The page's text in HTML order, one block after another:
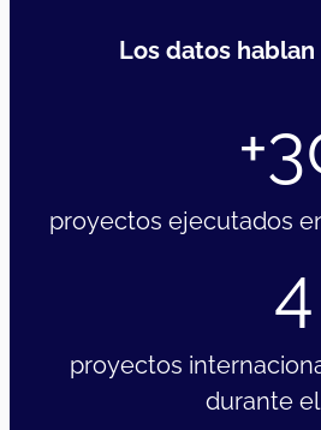
Los datos
proyectos ejecutados
4
proyectos
durante el